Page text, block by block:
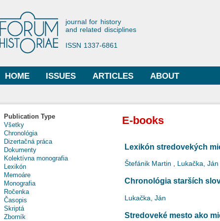
Forum Historiae
journal for history
and related disciplines
ISSN 1337-6861
Main menu
HOME ISSUES ARTICLES ABOUT
Publication Type
Všetky
Chronológia
Dizertačná práca
Dokumenty
Kolektívna monografia
Lexikón
Memoáre
Monografia
Ročenka
Časopis
Skriptá
Zborník
E-books
Lexikón stredovekých
Štefánik Martin Lukačka, Ján
Chronológia starších
Lukačka, Ján
Stredoveké mesto ako